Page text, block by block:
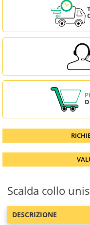
Scalda collo
DESCRIZIONE